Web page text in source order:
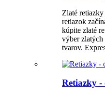
Zlaté
retiazok
kúpite zlaté
výber
tvarov.
Retiazky